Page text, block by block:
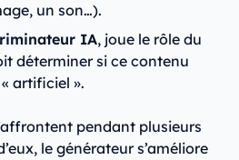
un son…).
IA, joue le rôle du
déterminer si ce contenu
artificiel ».
pendant plusieurs
le générateur s’améliore